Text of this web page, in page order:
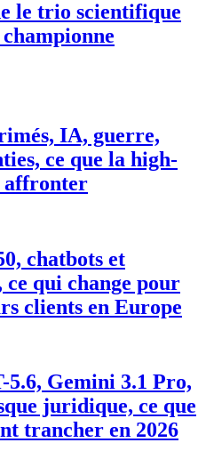
le trio scientifique
IA, guerre,
ce que la high-
affronter
chatbots et
ce qui change pour
clients en Europe
5.6, Gemini 3.1 Pro,
juridique, ce que
trancher en 2026